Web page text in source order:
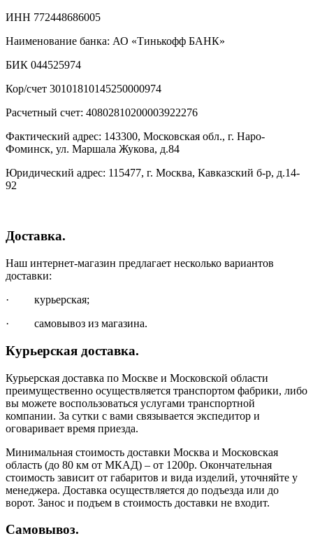
ИНН 772448686005
Наименование банка: АО «Тинькофф БАНК»
БИК 044525974
Кор/счет 30101810145250000974
Расчетный счет: 40802810200003922276
Фактический адрес: 143300, Московская обл., г. Наро-
Фоминск, ул. Маршала Жукова, д.84
Юридический адрес: 115477, г. Москва, Кавказский б-р, д.14-
92
Доставка.
Наш интернет-магазин предлагает несколько вариантов
доставки:
· курьерская;
· самовывоз из магазина.
Курьерская доставка.
Курьерская доставка по Москве и Московской области
преимущественно осуществляется транспортом фабрики, либо
вы можете воспользоваться услугами транспортной
компании. За сутки с вами связывается экспедитор и
оговаривает время приезда.
Минимальная стоимость доставки Москва и Московская
область (до 80 км от МКАД) – от 1200р. Окончательная
стоимость зависит от габаритов и вида изделий, уточняйте у
менеджера. Доставка осуществляется до подъезда или до
ворот. Занос и подъем в стоимость доставки не входит.
Самовывоз.